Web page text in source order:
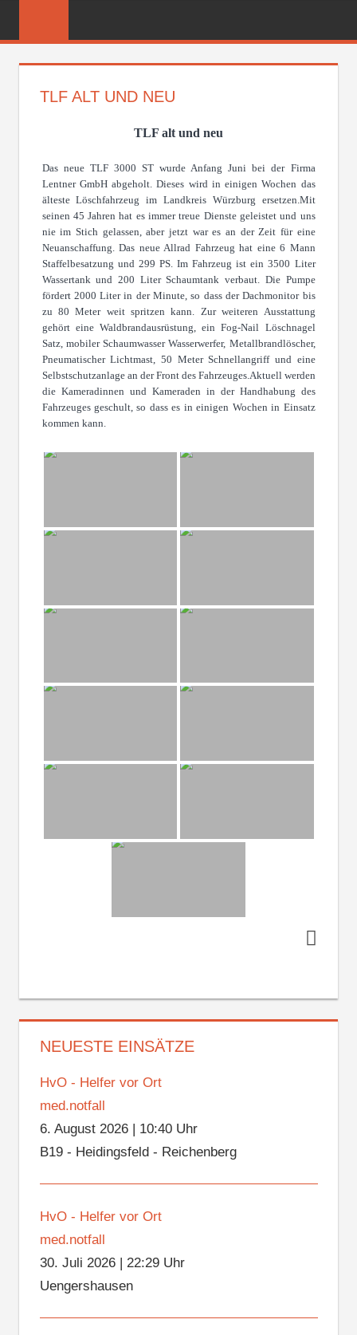
FEUERWEHR
TLF ALT UND NEU
TLF alt und neu
Das neue TLF 3000 ST wurde Anfang Juni bei der Firma
Lentner GmbH abgeholt. Dieses wird in einigen Wochen das
älteste Löschfahrzeug im Landkreis Würzburg ersetzen.Mit
seinen 45 Jahren hat es immer treue Dienste geleistet und uns
nie im Stich gelassen, aber jetzt war es an der Zeit für eine
Neuanschaffung. Das neue Allrad Fahrzeug hat eine 6 Mann
Staffelbesatzung und 299 PS. Im Fahrzeug ist ein 3500 Liter
Wassertank und 200 Liter Schaumtank verbaut. Die Pumpe
fördert 2000 Liter in der Minute, so dass der Dachmonitor bis
zu 80 Meter weit spritzen kann. Zur weiteren Ausstattung
gehört eine Waldbrandausrüstung, ein Fog-Nail Löschnagel
Satz, mobiler Schaumwasser Wasserwerfer, Metallbrandlöscher,
Pneumatischer Lichtmast, 50 Meter Schnellangriff und eine
Selbstschutzanlage an der Front des Fahrzeuges.Aktuell werden
die Kameradinnen und Kameraden in der Handhabung des
Fahrzeuges geschult, so dass es in einigen Wochen in Einsatz
kommen kann.
NEUESTE EINSÄTZE
HvO - Helfer vor Ort
med.notfall
6. August 2026| 10:40 Uhr
B19 - Heidingsfeld - Reichenberg
HvO - Helfer vor Ort
med.notfall
30. Juli 2026| 22:29 Uhr
Uengershausen